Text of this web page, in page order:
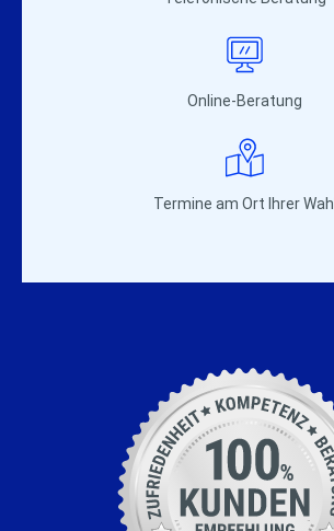
Online-Beratung
Termine am Ort Ihrer Wahl